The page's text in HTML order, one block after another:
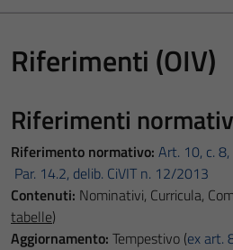
Riferimenti (OIV)
Riferimenti
Riferimento normativo: Art. 10, c.
Par. 14.2, delib. CiVIT n. 12/2013
Contenuti: Nominativi, Curricula,
tabelle)
Aggiornamento: Tempestivo (ex art.